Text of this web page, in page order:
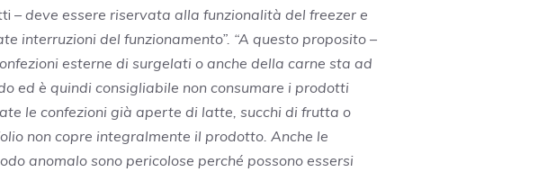
– deve essere riservata alla funzionalità del freezer e
interruzioni del funzionamento”. “A questo proposito–
esterne di surgelati o anche della carne sta ad
ed è quindi consigliabile non consumare i prodotti
le confezioni già aperte di latte, succhi di frutta o
non copre integralmente il prodotto. Anche le
anomalo sono pericolose perché possono essersi